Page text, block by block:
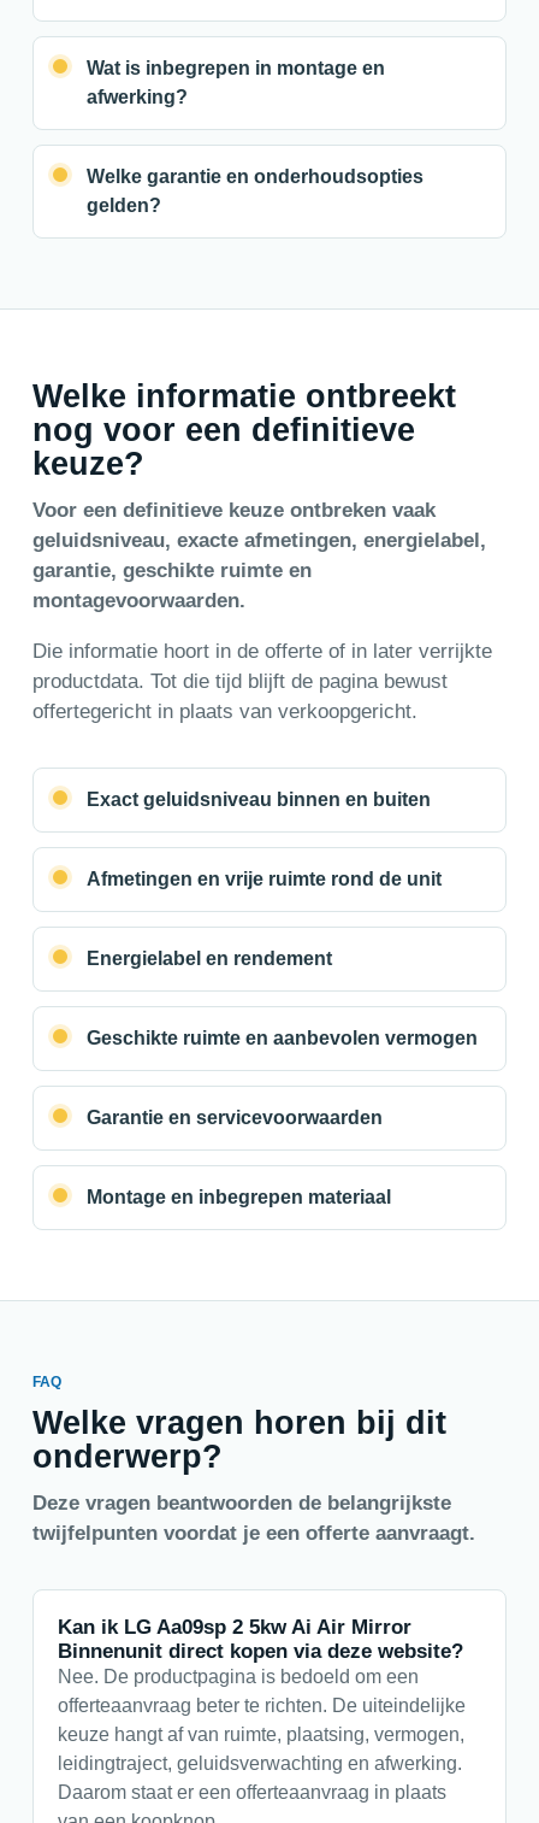
Wat is inbegrepen in montage en
afwerking?
Welke garantie en onderhoudsopties
gelden?
Welke informatie ontbreekt
nog voor een definitieve
keuze?
Voor een definitieve keuze ontbreken vaak
geluidsniveau, exacte afmetingen, energielabel,
garantie, geschikte ruimte en
montagevoorwaarden.
Die informatie hoort in de offerte of in later verrijkte
productdata. Tot die tijd blijft de pagina bewust
offertegericht in plaats van verkoopgericht.
Exact geluidsniveau binnen en buiten
Afmetingen en vrije ruimte rond de unit
Energielabel en rendement
Geschikte ruimte en aanbevolen vermogen
Garantie en servicevoorwaarden
Montage en inbegrepen materiaal
FAQ
Welke vragen horen bij dit
onderwerp?
Deze vragen beantwoorden de belangrijkste
twijfelpunten voordat je een offerte aanvraagt.
Kan ik LG Aa09sp 2 5kw Ai Air Mirror
Binnenunit direct kopen via deze website?
Nee. De productpagina is bedoeld om een
offerteaanvraag beter te richten. De uiteindelijke
keuze hangt af van ruimte, plaatsing, vermogen,
leidingtraject, geluidsverwachting en afwerking.
Daarom staat er een offerteaanvraag in plaats